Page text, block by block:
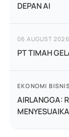
DEPAN AI
06 AUGUST 2026
PT TIMAH
EKONOMI
AIRLANGGA: